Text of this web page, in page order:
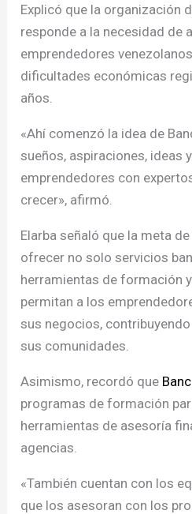
Explicó que la organización
responde a la necesidad de
emprendedores
dificultades económicas
años.
«Ahí comenzó la idea de
sueños, aspiraciones, ideas
emprendedores con
crecer», afirmó.
Elarba señaló que la meta
ofrecer no solo servicios
herramientas de formación
permitan a los
sus negocios,
sus comunidades.
Asimismo, recordó que
programas de formación
herramientas de asesoría
agencias.
«También cuentan con los
que los asesoran con los